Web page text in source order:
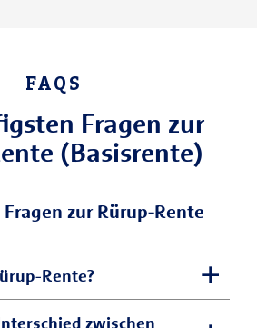
FAQS
Fragen zur
(Basisrente)
zur Rürup-Rente
Rente?
auch Basisrente
zwischen